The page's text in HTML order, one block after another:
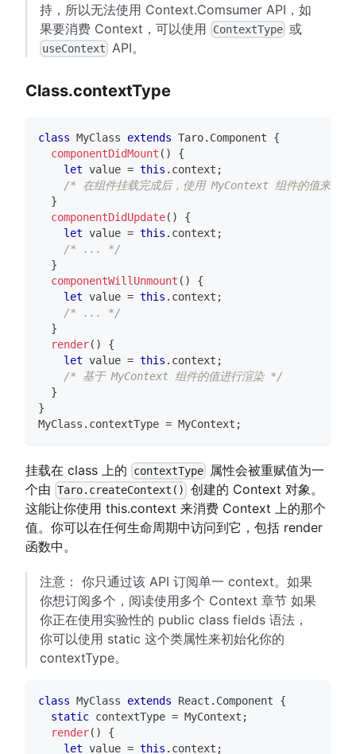
持，所以无法使用 Context.Comsumer API，如
果要消费 Context，可以使用
ContextType 或
useContext API。
Class.contextType
class MyClass extends Taro. Component
{
componentDidMount ( )
{
let value = this . context ;
/* 在组件挂载完成后，使用 MyContext 组件的值来执
}
componentDidUpdate( )
{
let value = this . context ;
/* ... */
}
componentWillUnmount ( )
{
let value = this . context ;
/* ... */
}
render( )
{
let value = this . context ;
/* 基于 MyContext 组件的值进行渲染 */
}
}
MyClass . contextType = MyContext ;
挂载在 class 上的 contextType
属性会被重赋值为一
个由 Taro.createContext()
创建的 Context 对象。
这能让你使用 this.context 来消费 Context 上的那个
值。你可以在任何生命周期中访问到它，包括 render
函数中。
注意： 你只通过该 API 订阅单一 context。如果
你想订阅多个，阅读使用多个 Context 章节 如果
你正在使用实验性的 public class fields 语法，
你可以使用 static 这个类属性来初始化你的
contextType。
class MyClass extends React . Component
{
static contextType = MyContext ;
render( )
{
let value = this . context ;